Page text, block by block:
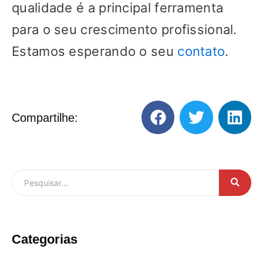
qualidade é a principal ferramenta
para o seu crescimento profissional.
Estamos esperando o seu contato.
Compartilhe:
Categorias